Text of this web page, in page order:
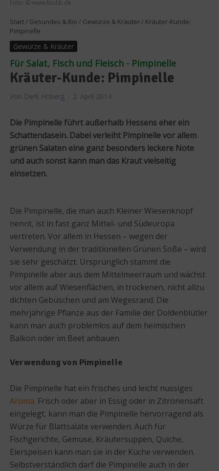
Foto: © www.biolib.de
Start / Gesundes & Bio / Gewürze & Kräuter / Kräuter-Kunde:
Pimpinelle
Gewürze & Kräuter
Für Salat, Fisch und Fleisch - Pimpinelle
Kräuter-Kunde: Pimpinelle
Von Derk Hoberg 2. April 2014
Die Pimpinelle führt außerhalb Hessens eher ein
Schattendasein. Dabei verleiht Pimpinelle vor allem
grünen Salaten eine ganz besonders leckere Note
und auch sonst kann man das Kraut vielseitig
einsetzen.
Die Pimpinelle, die man auch Kleiner Wiesenknopf
nennt, ist in fast ganz Mittel- und Südeuropa
vertreten. Vor allem in Hessen – wegen der
Verwendung in der traditionellen Grünen Soße – wird
sie sehr geschätzt. Ursprünglich stammt die
Pimpinelle aber aus dem Mittelmeerraum und wächst
vor allem auf Wiesenflächen, in trockenen, nicht allzu
dichten Gebüschen und am Wegesrand. Die
mehrjährige Pflanze aus der Familie der Doldenblütler
kann man auch problemlos auf dem heimischen
Balkon oder im Beet anbauen.
Verwendung von Pimpinelle
Die Pimpinelle hat ein frisches und leicht nussiges
Aroma. Frisch oder aber in Essig oder in Zitronensaft
eingelegt, kann man die Pimpinelle hervorragend als
Würze für Blattsalate verwenden. Auch für
Fischgerichte, Gemüse, Kräutersuppen, Quiche,
Eierspeisen kann man sie in der Küche verwenden.
Selbstverständlich darf die Pimpinelle auch in der